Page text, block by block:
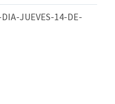
JUEVES-14-DE-